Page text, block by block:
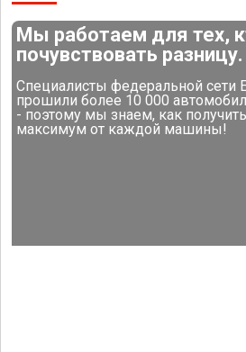
Мы работаем для тех,
почувствовать разницу.
Специалисты федеральной сети
прошили более 10 000
- поэтому мы знаем, как
максимум от каждой машины!